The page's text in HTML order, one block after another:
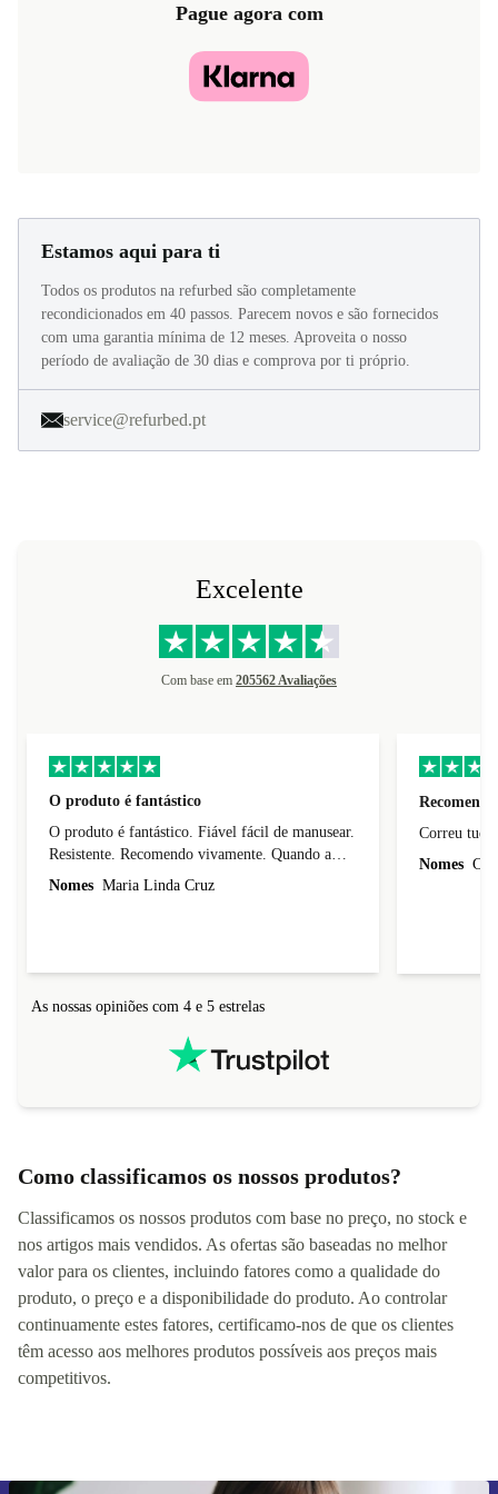
Pague agora com
Estamos aqui para ti
Todos os produtos na refurbed são completamente
recondicionados em 40 passos. Parecem novos e são fornecidos
com uma garantia mínima de 12 meses. Aproveita o nosso
período de avaliação de 30 dias e comprova por ti próprio.
service@refurbed.pt
Excelente
Com base em 205562 Avaliações
O produto é fantástico
O produto é fantástico. Fiável fácil de manusear.
Resistente. Recomendo vivamente. Quando a
vida útil deste telemóvel esgotar vou comprar
Nomes Maria Linda Cruz
Recomendo
Nomes
As nossas opiniões com 4 e 5 estrelas
Como classificamos os nossos produtos?
Classificamos os nossos produtos com base no preço, no stock e
nos artigos mais vendidos. As ofertas são baseadas no melhor
valor para os clientes, incluindo fatores como a qualidade do
produto, o preço e a disponibilidade do produto. Ao controlar
continuamente estes fatores, certificamo-nos de que os clientes
têm acesso aos melhores produtos possíveis aos preços mais
competitivos.